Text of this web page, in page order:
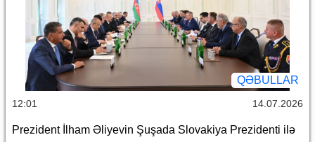
QƏBULLAR
12:01 14.07.2026
Prezident İlham Əliyevin Şuşada Slovakiya Prezidenti ilə